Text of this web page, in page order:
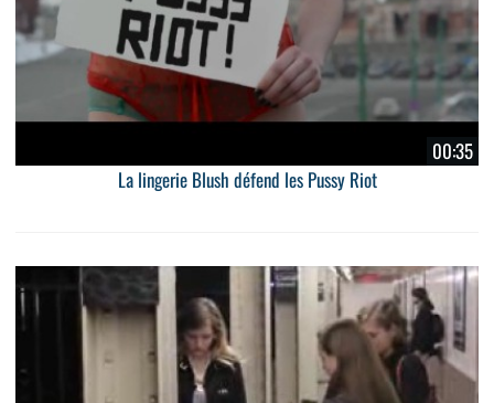
00:35
La lingerie Blush défend les Pussy Riot